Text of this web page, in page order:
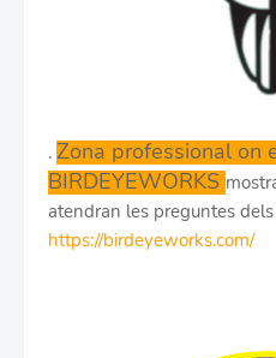
. Zona professional on
BIRDEYEWORKS
atendran les preguntes
https://birdeyeworks.com/